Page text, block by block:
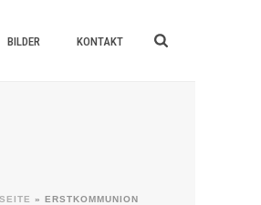
BILDER KONTAKT
» ERSTKOMMUNION